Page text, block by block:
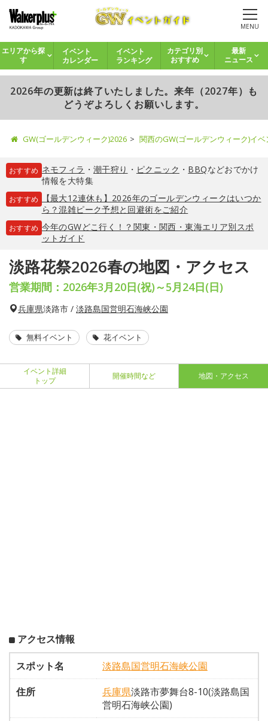
MENU
エリアから探
す
イベント
カレンダー
イベント
ランキング
カテゴリ別
おすすめ
最新
ニュース
2026年の更新は終了いたしました。来年（2027年）も
どうぞよろしくお願いします。
GW(ゴールデンウィーク)2026 関西のGW(ゴールデンウィーク)イ
おすすめ ネモフィラ ・ 潮干狩り ・ ピクニック ・ BBQなどおでかけ
情報を大特集
おすすめ
【最大12連休も】2026年のゴールデンウィークはいつか
ら？混雑ピーク予想と回避術をご紹介
おすすめ 今年のGWどこ行く！？関東・関西・東海エリア別スポ
ットガイド
淡路花祭2026春の地図・アクセス
営業期間：2026年3月20日(祝)～5月24日(日)
兵庫県淡路市 / 淡路島国営明石海峡公園
無料イベント 花イベント
イベント詳細
トップ
開催時間など 地図・アクセス
アクセス情報
スポット名
淡路島国営明石海峡公園
住所
兵庫県淡路市夢舞台8-10(淡路島国
営明石海峡公園)